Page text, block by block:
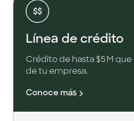
Línea de crédito
Crédito de hasta $5 M
de tu empresa.
Conoce más